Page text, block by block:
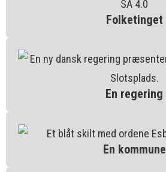
Folketinget
En regering
En kommune